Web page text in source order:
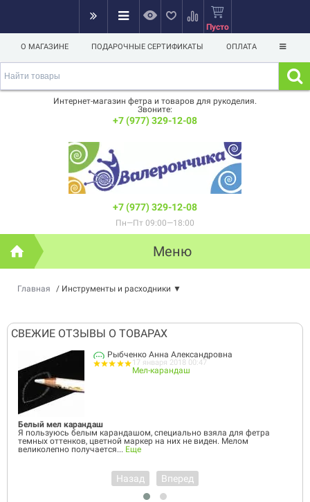
Пусто
О МАГАЗИНЕ ПОДАРОЧНЫЕ СЕРТИФИКАТЫ ОПЛАТА
Интернет-магазин фетра и товаров для рукоделия.
Звоните:
+7 (977) 329-12-08
+7 (977) 329-12-08
Пн—Пт 09:00—18:00
Меню
Главная / Инструменты и расходники ▼
СВЕЖИЕ ОТЗЫВЫ О ТОВАРАХ
Рыбченко Анна Александровна
17 января 2018 00:47
Мел-карандаш
Белый мел карандаш
Я пользуюсь белым карандашом, специально взяла для фетра
темных оттенков, цветной маркер на них не виден. Мелом
великолепно получается... Еще
Назад Вперед